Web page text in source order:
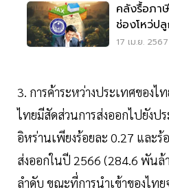
คลังรื้อภา
ช่องโหว่ป
17 เม.ย.
3. การค้าระหว่างประเทศของ
ไทยมีสัดส่วนการส่งออกไปยังป
อิหร่านเพียงร้อยละ 0.27 และร้
ส่งออกในปี 2566 (284.6 พันล้
ลำดับ ขณะที่การนำเข้าของไท